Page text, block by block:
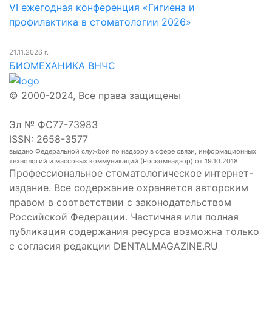
VI ежегодная конференция «Гигиена и
профилактика в стоматологии 2026»
21.11.2026 г.
БИОМЕХАНИКА ВНЧС
© 2000-2024, Все права защищены
Эл № ФС77-73983
ISSN: 2658-3577
выдано Федеральной службой по надзору в сфере связи, информационных
технологий и массовых коммуникаций (Роскомнадзор) от 19.10.2018
Профессиональное стоматологическое интернет-
издание. Все содержание охраняется авторским
правом в соответствии с законодательством
Российской Федерации. Частичная или полная
публикация содержания ресурса возможна только
с согласия редакции DENTALMAGAZINE.RU